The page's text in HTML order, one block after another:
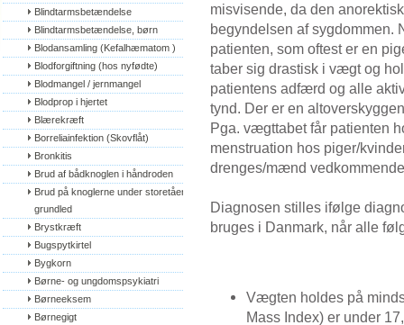
Blindtarmsbetændelse
Blindtarmsbetændelse, børn
Blodansamling (Kefalhæmatom )
Blodforgiftning (hos nyfødte)
Blodmangel / jernmangel
Blodprop i hjertet
Blærekræft
Borreliainfektion (Skovflåt)
Bronkitis
Brud af bådknoglen i håndroden
Brud på knoglerne under storetåens
grundled
Brystkræft
Bugspytkirtel
Bygkorn
Børne- og ungdomspsykiatri
Børneeksem
Børnegigt
misvisende, da den
begyndelsen af sygdommen.
patienten, som oftest er en
taber sig drastisk i vægt og
patientens adfærd og alle
tynd. Der er en
Pga. vægttabet får patienten
menstruation hos piger/
drenges/mænd
Diagnosen stilles ifølge
bruges i Danmark, når alle
Vægten holdes på
Mass Index) er under